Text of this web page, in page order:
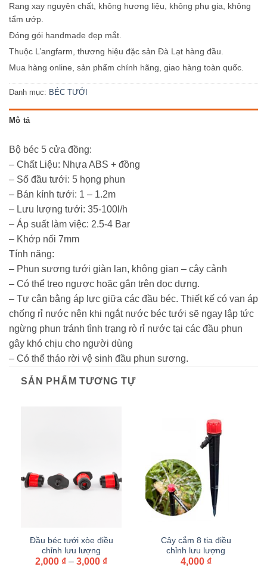
Rang xay nguyên chất, không hương liệu, không phụ gia, không
tẩm ướp.
Đóng gói handmade đẹp mắt.
Thuộc L’angfarm, thương hiệu đặc sản Đà Lạt hàng đầu.
Mua hàng online, sản phẩm chính hãng, giao hàng toàn quốc.
Danh mục: BÉC TƯỚI
Mô tả
Bộ béc 5 cửa đồng:
– Chất Liệu: Nhựa ABS + đồng
– Số đầu tưới: 5 họng phun
– Bán kính tưới: 1 – 1.2m
– Lưu lượng tưới: 35-100l/h
– Áp suất làm việc: 2.5-4 Bar
– Khớp nối 7mm
Tính năng:
– Phun sương tưới giàn lan, không gian – cây cảnh
– Có thể treo ngược hoặc gắn trên dọc dựng.
– Tự cân bằng áp lực giữa các đầu béc. Thiết kế có van áp
chống rỉ nước nên khi ngắt nước béc tưới sẽ ngay lập tức
ngừng phun tránh tình trạng rò rỉ nước tại các đầu phun
gây khó chịu cho người dùng
– Có thể tháo rời vệ sinh đầu phun sương.
SẢN PHẨM TƯƠNG TỰ
Đầu béc tưới xòe điều
chỉnh lưu lượng
2,000 ₫ – 3,000 ₫Khoảng
Cây cắm 8 tia điều
chỉnh lưu lượng
4,000 ₫